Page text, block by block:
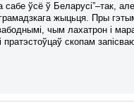
сабе ўсё ў Беларусі”–так,
жыцьця. Пры
чым лахатрон і
скопам